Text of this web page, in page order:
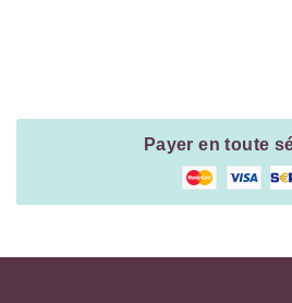
Payer en toute